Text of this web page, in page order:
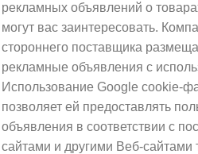
рекламных объявлений о
могут вас заинтересовать.
стороннего поставщика
рекламные объявления с
Использование Google cookie-
позволяет ей предоставлять
объявления в соответствии с
сайтами и другими Веб-сайтами